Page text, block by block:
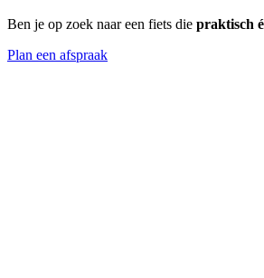
Ben je op zoek naar een fiets die praktisch
Plan een afspraak